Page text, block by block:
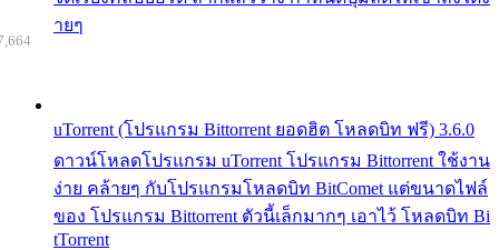
ายๆ
uTorrent (โปรแกรม Bittorrent ยอดฮิต โหลดบิท ฟรี) 3.6.0
ดาวน์โหลดโปรแกรม uTorrent โปรแกรม Bittorrent ใช้งาน
ง่าย คล้ายๆ กับโปรแกรมโหลดบิท BitComet แต่ขนาดไฟล์
ของ โปรแกรม Bittorrent ตัวนี้เล็กมากๆ เอาไว้ โหลดบิท Bi
tTorrent